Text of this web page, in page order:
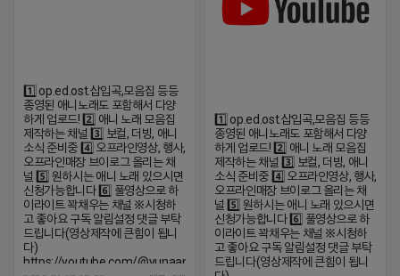
1️⃣ op.ed.ost.삽입곡,모음집 등등
종영된 애니노래도 포함해서 다양
하게 업로드! 2️⃣ 애니 노래 모음집
제작하는 채널 3️⃣ 보컬, 더빙, 애니
소식 준비중 4️⃣ 오프라인영상, 행사,
오프라인매장 브이로그 올리는 채
널 5️⃣ 원하시는 애니 노래 있으시면
신청가능합니다 6️⃣ 풀영상으로 하
이라이트 꽉채우는 채널 ※시청하
고 좋아요 구독 알림설정 댓글 부탁
드립니다(영상제작에 큰힘이 됩니
다)
https://youtube.com/@yunaanimation?
1️⃣ op.ed.ost.삽입곡,모음집 등등
종영된 애니노래도 포함해서 다양
하게 업로드! 2️⃣ 애니 노래 모음집
제작하는 채널 3️⃣ 보컬, 더빙, 애니
소식 준비중 4️⃣ 오프라인영상, 행사,
오프라인매장 브이로그 올리는 채
널 5️⃣ 원하시는 애니 노래 있으시면
신청가능합니다 6️⃣ 풀영상으로 하
이라이트 꽉채우는 채널 ※시청하
고 좋아요 구독 알림설정 댓글 부탁
드립니다(영상제작에 큰힘이 됩니